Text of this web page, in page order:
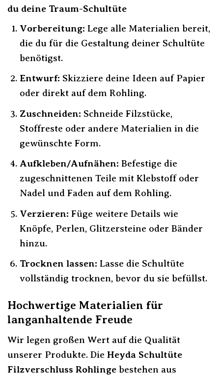
du deine Traum-Schultüte
Vorbereitung: Lege alle Materialien bereit,
die du für die Gestaltung deiner Schultüte
benötigst.
Entwurf: Skizziere deine Ideen auf Papier
oder direkt auf dem Rohling.
Zuschneiden: Schneide Filzstücke,
Stoffreste oder andere Materialien in die
gewünschte Form.
Aufkleben/Aufnähen: Befestige die
zugeschnittenen Teile mit Klebstoff oder
Nadel und Faden auf dem Rohling.
Verzieren: Füge weitere Details wie
Knöpfe, Perlen, Glitzersteine oder Bänder
hinzu.
Trocknen lassen: Lasse die Schultüte
vollständig trocknen, bevor du sie befüllst.
Hochwertige Materialien für
langanhaltende Freude
Wir legen großen Wert auf die Qualität
unserer Produkte. Die Heyda Schultüte
Filzverschluss Rohlinge bestehen aus